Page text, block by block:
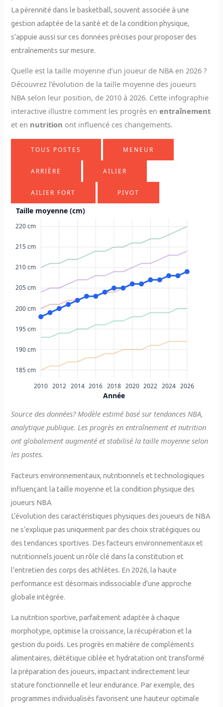
La pérennité dans le basketball, souvent associée à une
gestion adaptée de la santé et de la condition physique,
s’appuie aussi sur ces données précises pour proposer des
entraînements sur mesure.
Quelle est la taille moyenne d’un joueur de NBA en 2026 ?
Découvrez l’évolution de la taille moyenne des joueurs
NBA selon leur position, de 2010 à 2026. Cette infographie
interactive illustre comment les progrès enentraînement
et en nutrition ont influencé ces changements.
TOUS POSTES MENEUR
ARRIÈRE AILIER
AILIER FORT PIVOT
2010 2012 2014 2016 2018 2020 2022 2024 2026
185 cm
190 cm
195 cm
200 cm
205 cm
210 cm
215 cm
220 cm
Année
Taille moyenne (cm)
Source des données? Modèle estimé basé sur tendances NBA,
analytique publique. Les progrès en entraînement et nutrition
ont globalement augmenté et stabilisé la taille moyenne selon
les postes.
Facteurs environnementaux, nutritionnels et technologiques
influençant la taille moyenne et la condition physique des
joueurs NBA
L’évolution des caractéristiques physiques des joueurs de NBA
ne s’explique pas uniquement par des choix stratégiques ou
des tendances sportives. Des facteurs environnementaux et
nutritionnels jouent un rôle clé dans la constitution et
l’entretien des corps des athlètes. En 2026, la haute
performance est désormais indissociable d’une approche
globale intégrée.
La nutrition sportive, parfaitement adaptée à chaque
morphotype, optimise la croissance, la récupération et la
gestion du poids. Les progrès en matière de compléments
alimentaires, diététique ciblée et hydratation ont transformé
la préparation des joueurs, impactant indirectement leur
stature fonctionnelle et leur endurance. Par exemple, des
programmes individualisés favorisent une hauteur optimale